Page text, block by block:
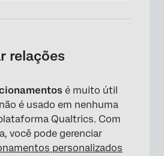
relações
é muito útil
é usado em nenhuma
Qualtrics. Com
você pode gerenciar
personalizados